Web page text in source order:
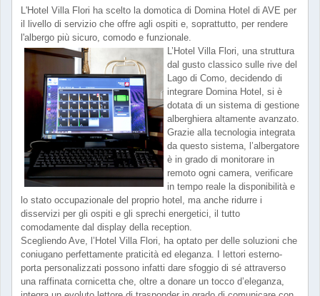
L'Hotel Villa Flori ha scelto la domotica di Domina Hotel di AVE per
il livello di servizio che offre agli ospiti e, soprattutto, per rendere
l'albergo più sicuro, comodo e funzionale.
L’Hotel Villa Flori, una struttura
dal gusto classico sulle rive del
Lago di Como, decidendo di
integrare Domina Hotel, si è
dotata di un sistema di gestione
alberghiera altamente avanzato.
Grazie alla tecnologia integrata
da questo sistema, l’albergatore
è in grado di monitorare in
remoto ogni camera, verificare
in tempo reale la disponibilità e
lo stato occupazionale del proprio hotel, ma anche ridurre i
disservizi per gli ospiti e gli sprechi energetici, il tutto
comodamente dal display della reception.
Scegliendo Ave, l’Hotel Villa Flori, ha optato per delle soluzioni che
coniugano perfettamente praticità ed eleganza. I lettori esterno-
porta personalizzati possono infatti dare sfoggio di sé attraverso
una raffinata cornicetta che, oltre a donare un tocco d’eleganza,